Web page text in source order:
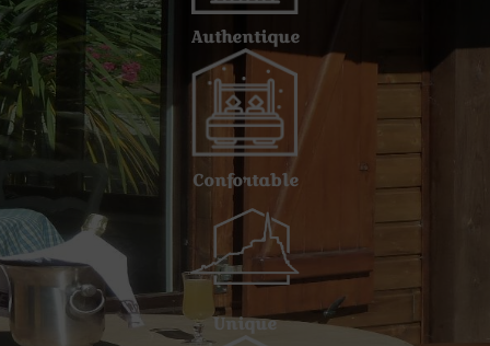
Authentique
Confortable
Unique